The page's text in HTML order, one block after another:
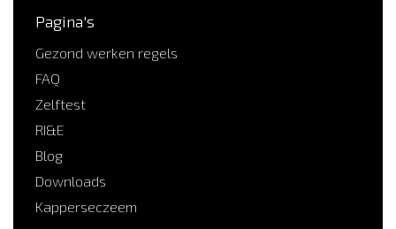
Pagina's
Gezond werken regels
FAQ
Zelftest
RI&E
Blog
Downloads
Kapperseczeem